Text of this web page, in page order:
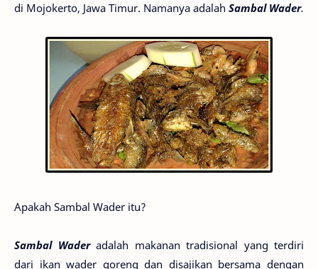
di Mojokerto, Jawa Timur. Namanya adalah Sambal Wader.
Apakah Sambal Wader itu?
Sambal Waderadalah makanan tradisional yang terdiri
dari ikan wader goreng dan disajikan bersama dengan